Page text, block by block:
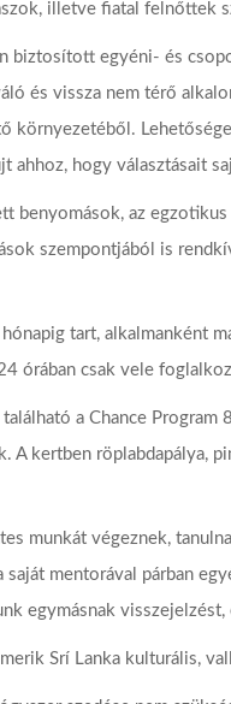
illetve fiatal felnőttek
biztosított egyéni- és
és vissza nem térő
környezetéből.
hogy választásait
benyomások, az
szempontjából is
tart, alkalmanként
órában csak vele
a Chance
A kertben röplabdapálya,
munkát végeznek,
mentorával párban
egymásnak
Srí Lanka kulturális,